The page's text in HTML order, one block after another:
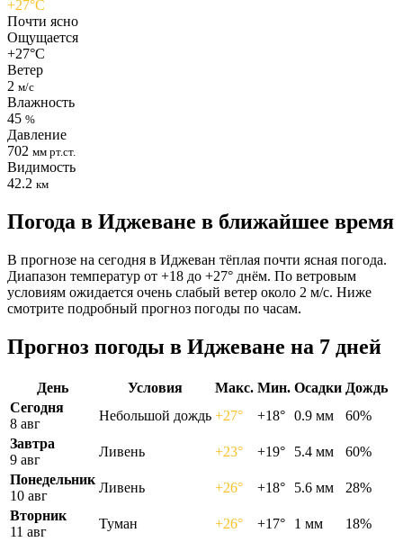
+27°C
Почти ясно
Ощущается
+27°C
Ветер
2 м/с
Влажность
45 %
Давление
702 мм рт.ст.
Видимость
42.2 км
Погода в Иджеване в ближайшее время
В прогнозе на сегодня в Иджеван тёплая почти ясная погода.
Диапазон температур от +18 до +27° днём. По ветровым
условиям ожидается очень слабый ветер около 2 м/с. Ниже
смотрите подробный прогноз погоды по часам.
Прогноз погоды в Иджеване на 7 дней
День Условия Макс. Мин. Осадки Дождь
Сегодня
8 авг
Небольшой дождь +27° +18° 0.9 мм
60%
Завтра
9 авг
Ливень +23° +19° 5.4 мм
60%
Понедельник
10 авг
Ливень +26° +18° 5.6 мм
28%
Вторник
11 авг
Туман +26° +17° 1 мм
18%